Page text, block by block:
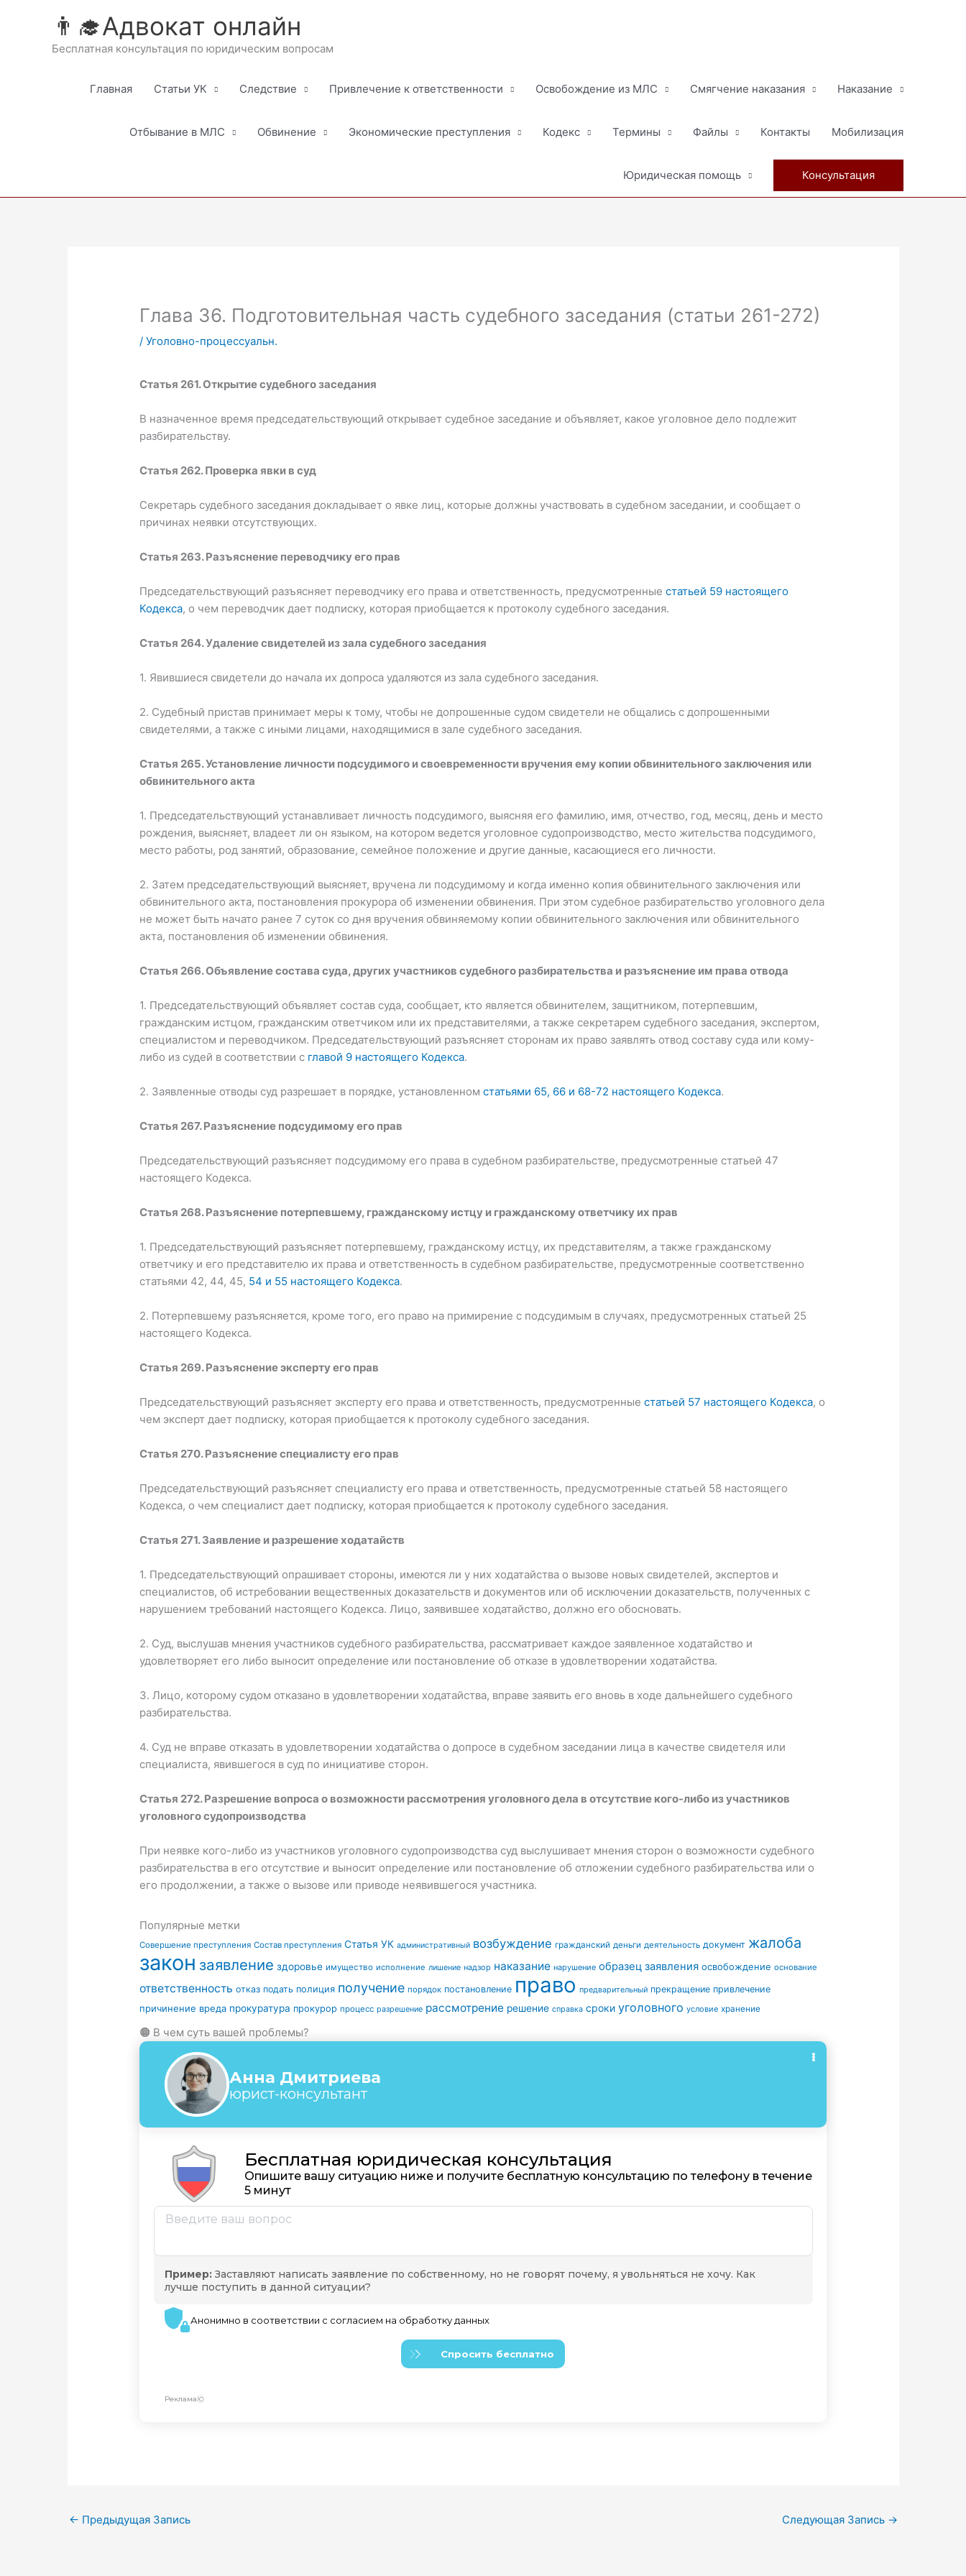
содержимому
👨‍🎓Адвокат онлайн
Бесплатная консультация по юридическим вопросам
Главная Статьи УК Следствие Привлечение к ответственности Освобождение из МЛС Смягчение наказания Наказание
Отбывание в МЛС Обвинение Экономические преступления Кодекс Термины Файлы Контакты Мобилизация
Юридическая помощь Консультация
Глава 36. Подготовительная часть судебного заседания (статьи 261-272)
/ Уголовно-процессуальн.
Статья 261. Открытие судебного заседания
В назначенное время председательствующий открывает судебное заседание и объявляет, какое уголовное дело подлежит
разбирательству.
Статья 262. Проверка явки в суд
Секретарь судебного заседания докладывает о явке лиц, которые должны участвовать в судебном заседании, и сообщает о
причинах неявки отсутствующих.
Статья 263. Разъяснение переводчику его прав
Председательствующий разъясняет переводчику его права и ответственность, предусмотренные статьей 59 настоящего
Кодекса, о чем переводчик дает подписку, которая приобщается к протоколу судебного заседания.
Статья 264. Удаление свидетелей из зала судебного заседания
1. Явившиеся свидетели до начала их допроса удаляются из зала судебного заседания.
2. Судебный пристав принимает меры к тому, чтобы не допрошенные судом свидетели не общались с допрошенными
свидетелями, а также с иными лицами, находящимися в зале судебного заседания.
Статья 265. Установление личности подсудимого и своевременности вручения ему копии обвинительного заключения или
обвинительного акта
1. Председательствующий устанавливает личность подсудимого, выясняя его фамилию, имя, отчество, год, месяц, день и место
рождения, выясняет, владеет ли он языком, на котором ведется уголовное судопроизводство, место жительства подсудимого,
место работы, род занятий, образование, семейное положение и другие данные, касающиеся его личности.
2. Затем председательствующий выясняет, вручена ли подсудимому и когда именно копия обвинительного заключения или
обвинительного акта, постановления прокурора об изменении обвинения. При этом судебное разбирательство уголовного дела
не может быть начато ранее 7 суток со дня вручения обвиняемому копии обвинительного заключения или обвинительного
акта, постановления об изменении обвинения.
Статья 266. Объявление состава суда, других участников судебного разбирательства и разъяснение им права отвода
1. Председательствующий объявляет состав суда, сообщает, кто является обвинителем, защитником, потерпевшим,
гражданским истцом, гражданским ответчиком или их представителями, а также секретарем судебного заседания, экспертом,
специалистом и переводчиком. Председательствующий разъясняет сторонам их право заявлять отвод составу суда или кому-
либо из судей в соответствии с главой 9 настоящего Кодекса.
2. Заявленные отводы суд разрешает в порядке, установленном статьями 65, 66 и 68-72 настоящего Кодекса.
Статья 267. Разъяснение подсудимому его прав
Председательствующий разъясняет подсудимому его права в судебном разбирательстве, предусмотренные статьей 47
настоящего Кодекса.
Статья 268. Разъяснение потерпевшему, гражданскому истцу и гражданскому ответчику их прав
1. Председательствующий разъясняет потерпевшему, гражданскому истцу, их представителям, а также гражданскому
ответчику и его представителю их права и ответственность в судебном разбирательстве, предусмотренные соответственно
статьями 42, 44, 45, 54 и 55 настоящего Кодекса.
2. Потерпевшему разъясняется, кроме того, его право на примирение с подсудимым в случаях, предусмотренных статьей 25
настоящего Кодекса.
Статья 269. Разъяснение эксперту его прав
Председательствующий разъясняет эксперту его права и ответственность, предусмотренные статьей 57 настоящего Кодекса, о
чем эксперт дает подписку, которая приобщается к протоколу судебного заседания.
Статья 270. Разъяснение специалисту его прав
Председательствующий разъясняет специалисту его права и ответственность, предусмотренные статьей 58 настоящего
Кодекса, о чем специалист дает подписку, которая приобщается к протоколу судебного заседания.
Статья 271. Заявление и разрешение ходатайств
1. Председательствующий опрашивает стороны, имеются ли у них ходатайства о вызове новых свидетелей, экспертов и
специалистов, об истребовании вещественных доказательств и документов или об исключении доказательств, полученных с
нарушением требований настоящего Кодекса. Лицо, заявившее ходатайство, должно его обосновать.
2. Суд, выслушав мнения участников судебного разбирательства, рассматривает каждое заявленное ходатайство и
удовлетворяет его либо выносит определение или постановление об отказе в удовлетворении ходатайства.
3. Лицо, которому судом отказано в удовлетворении ходатайства, вправе заявить его вновь в ходе дальнейшего судебного
разбирательства.
4. Суд не вправе отказать в удовлетворении ходатайства о допросе в судебном заседании лица в качестве свидетеля или
специалиста, явившегося в суд по инициативе сторон.
Статья 272. Разрешение вопроса о возможности рассмотрения уголовного дела в отсутствие кого-либо из участников
уголовного судопроизводства
При неявке кого-либо из участников уголовного судопроизводства суд выслушивает мнения сторон о возможности судебного
разбирательства в его отсутствие и выносит определение или постановление об отложении судебного разбирательства или о
его продолжении, а также о вызове или приводе неявившегося участника.
Популярные метки
Совершение преступления Состав преступления Статья УК административный возбуждение гражданский деньги деятельность документ жалоба
закон заявление здоровье имущество исполнение лишение надзор наказание нарушение образец заявления освобождение основание
ответственность отказ подать полиция получение порядок постановление право предварительный прекращение привлечение
причинение вреда прокуратура прокурор процесс разрешение рассмотрение решение справка сроки уголовного условие хранение
🟠 В чем суть вашей проблемы?
← Предыдущая Запись Следующая Запись →